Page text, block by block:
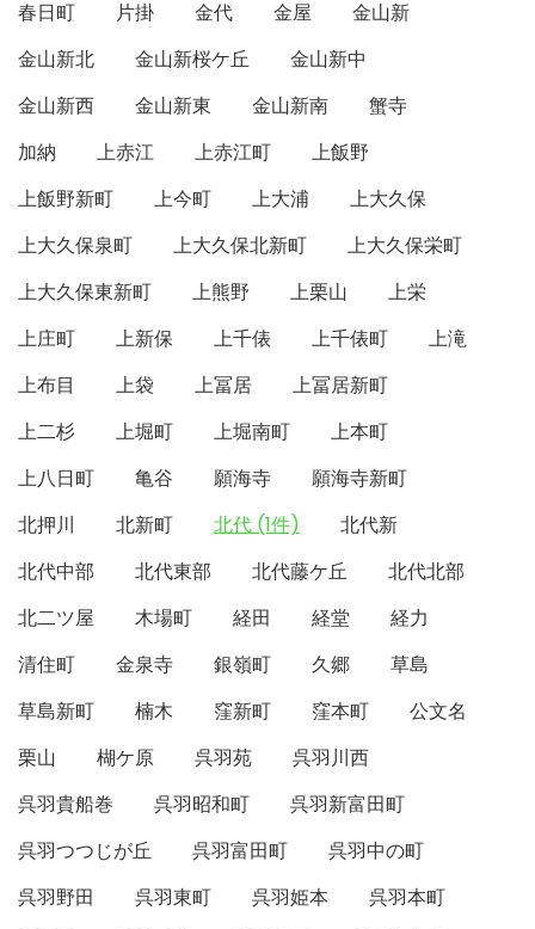
春日町 片掛 金代 金屋
金山新
金山新北
金山新桜ケ丘
金山新中
金山新西
金山新東 金山新南
蟹寺
加納
上赤江 上赤江町
上飯野
上飯野新町
上今町 上大浦
上大久保
上大久保泉町
上大久保北新町
上大久保栄町
上大久保東新町
上熊野 上栗山
上栄
上庄町
上新保 上千俵 上千俵町
上滝
上布目
上袋 上冨居
上冨居新町
上二杉
上堀町 上堀南町
上本町
上八日町
亀谷 願海寺
願海寺新町
北押川
北新町 北代 (1件)
北代新
北代中部
北代東部 北代藤ケ丘
北代北部
北二ツ屋
木場町 経田 経堂
経力
清住町
金泉寺 銀嶺町 久郷
草島
草島新町
楠木 窪新町 窪本町
公文名
栗山
楜ケ原 呉羽苑
呉羽川西
呉羽貴船巻
呉羽昭和町
呉羽新富田町
呉羽つつじが丘
呉羽富田町
呉羽中の町
呉羽野田
呉羽東町 呉羽姫本
呉羽本町